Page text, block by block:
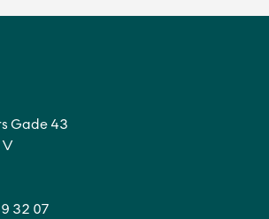
Gade 43
V
32 07